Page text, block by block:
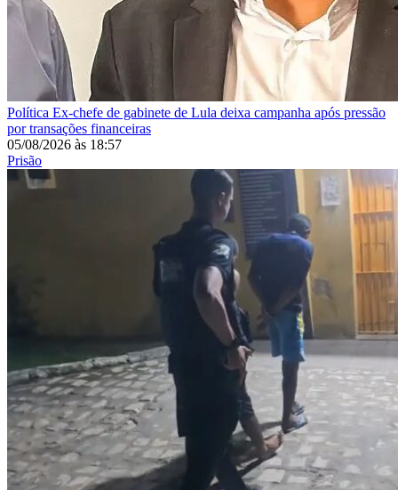
Política Ex-chefe de gabinete de Lula deixa campanha após pressão
por transações financeiras
05/08/2026 às 18:57
Prisão